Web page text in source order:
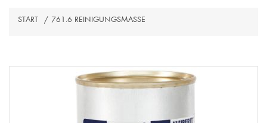
PRODUKTE
START / 761.6 REINIGUNGSMASSE